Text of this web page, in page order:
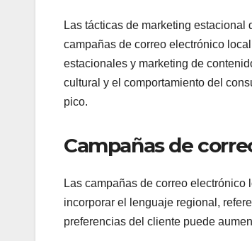
Las tácticas de marketing
campañas de correo electrónico
estacionales y marketing de
cultural y el comportamiento del
pico.
Campañas de
Las campañas de correo
incorporar el lenguaje regional,
preferencias del cliente puede